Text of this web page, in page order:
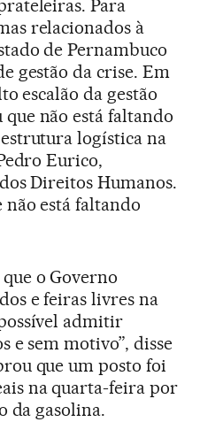
Para
relacionados à
de Pernambuco
gestão da crise. Em
escalão da gestão
não está faltando
logística na
Eurico,
Direitos Humanos.
não está faltando
o Governo
e feiras livres na
admitir
e sem motivo”, disse
que um posto foi
na quarta-feira por
da gasolina.